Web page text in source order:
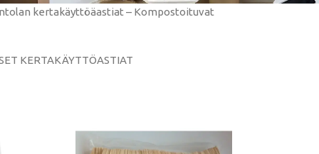
kertakäyttöäastiat – Kompostoituvat
KERTAKÄYTTÖASTIAT